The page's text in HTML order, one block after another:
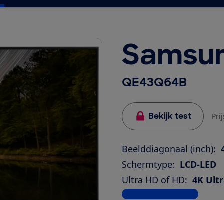
QE43Q64B
Bekijk test
Beelddiagonaal (inch):
Schermtype: LCD-LED
Ultra HD of HD: 4K
Bekijk alle specificaties